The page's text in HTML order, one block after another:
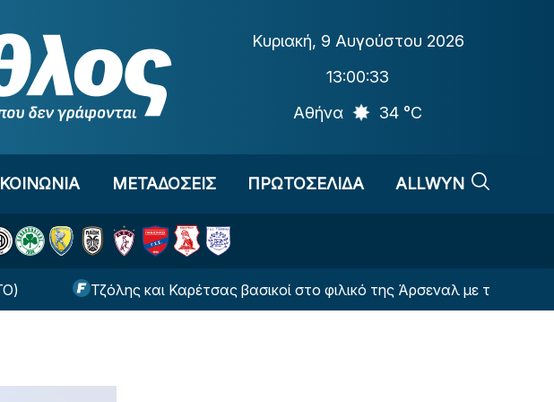
Κυριακή, 9 Αυγούστου 2026
13:00:33
Αθήνα
34 °C
ΚΟΙΝΩΝΙΑ ΜΕΤΑΔΟΣΕΙΣ ΠΡΩΤΟΣΕΛΙΔΑ ALLWYN
Τζόλης και Καρέτσας βασικοί στο φιλικό της Άρσεναλ με την